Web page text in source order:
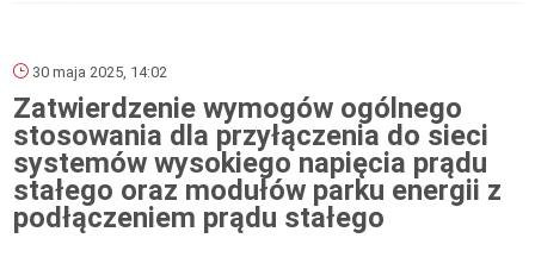
30 maja 2025, 14:02
Zatwierdzenie wymogów ogólnego
stosowania dla przyłączenia do sieci
systemów wysokiego napięcia prądu
stałego oraz modułów parku energii z
podłączeniem prądu stałego